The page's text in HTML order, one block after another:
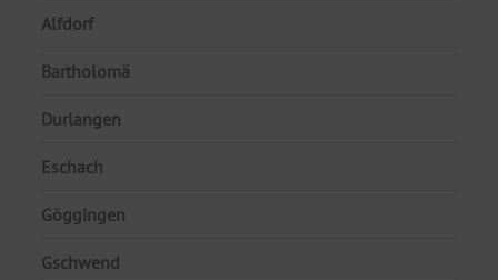
Alfdorf
Bartholomä
Durlangen
Eschach
Göggingen
Gschwend